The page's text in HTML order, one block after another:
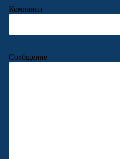
Компания
Сообщение